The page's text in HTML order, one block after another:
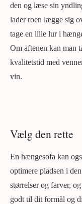
den og læse sin
lader roen lægge sig
tage en lille lur i
Om aftenen kan man
kvalitetstid med
vin.
Vælg den rette
En hængesofa kan
optimere pladsen i
størrelser og farver,
godt til dit formål og